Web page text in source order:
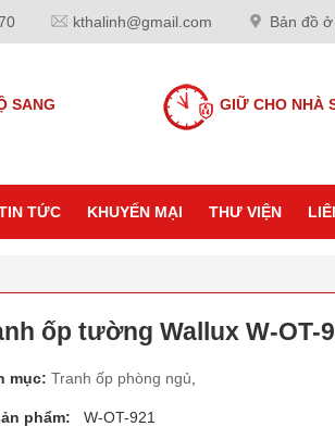
kthalinh@gmail.com Bản đồ
SANG GIỮ CHO NHÀ
TỨC KHUYẾN MẠI THƯ VIỆN
ốp tường Wallux W-OT-
mục: Tranh ốp phòng ngủ
phẩm: W-OT-921